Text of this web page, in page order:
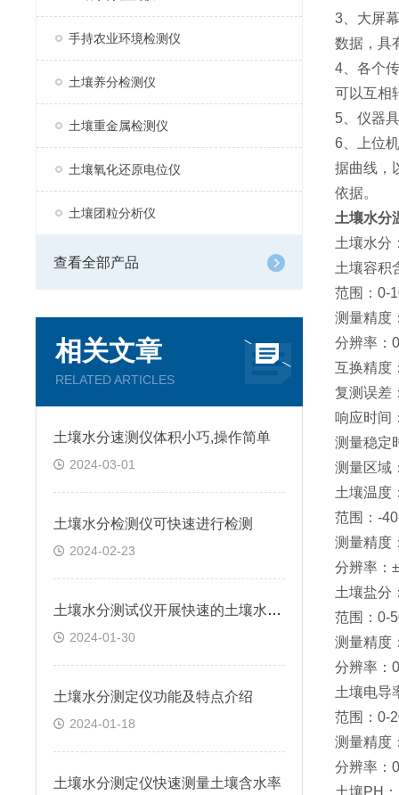
手持农业环境检测仪
土壤养分检测仪
土壤重金属检测仪
土壤氧化还原电位仪
土壤团粒分析仪
查看全部产品
相关文章
RELATED ARTICLES
土壤水分速测仪体积小巧,操作简单
2024-03-01
土壤水分检测仪可快速进行检测
2024-02-23
土壤水分测试仪开展快速的土壤水分测定
2024-01-30
土壤水分测定仪功能及特点介绍
2024-01-18
土壤水分测定仪快速测量土壤含水率
3、大屏
数据，具
4、各个
可以互相
5、仪器
6、上位
据曲线，
依据。
土壤水分
土壤水分
土壤容积
范围：0-
测量精度
分辨率：
互换精度
复测误差
响应时间
测量稳定
测量区域
土壤温度
范围：-
测量精度
分辨率：
土壤盐分
范围：0-
测量精度
分辨率：
土壤电导
范围：0-
测量精度
分辨率：
土壤PH：